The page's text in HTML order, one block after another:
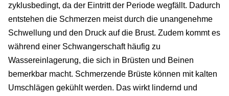
zyklusbedingt, da der Eintritt der Periode wegfällt. Dadurch
entstehen die Schmerzen meist durch die unangenehme
Schwellung und den Druck auf die Brust. Zudem kommt es
während einer Schwangerschaft häufig zu
Wassereinlagerung, die sich in Brüsten und Beinen
bemerkbar macht. Schmerzende Brüste können mit kalten
Umschlägen gekühlt werden. Das wirkt lindernd und